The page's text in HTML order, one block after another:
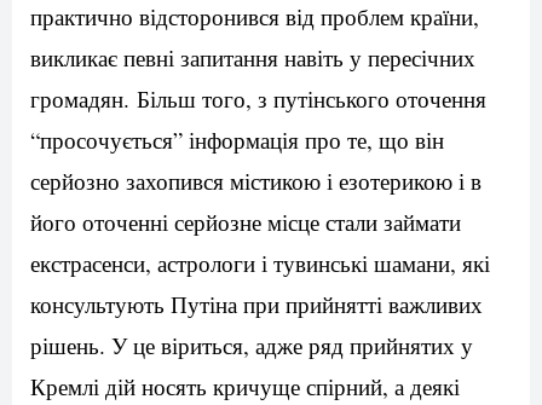
практично відсторонився від проблем країни,
викликає певні запитання навіть у пересічних
громадян. Більш того, з путінського оточення
“просочується” інформація про те, що він
серйозно захопився містикою і езотерикою і в
його оточенні серйозне місце стали займати
екстрасенси, астрологи і тувинські шамани, які
консультують Путіна при прийнятті важливих
рішень. У це віриться, адже ряд прийнятих у
Кремлі дій носять кричуще спірний, а деякі